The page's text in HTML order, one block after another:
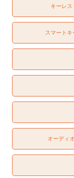
キーレス
スマートキ
オーディ